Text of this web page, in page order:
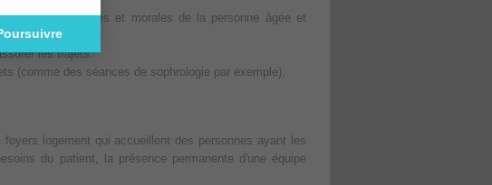
physiques et morales de la personne âgée et
les trajets.
(comme des séances de sophrologie par exemple).
logement qui accueillent des personnes ayant les
du patient, la présence permanente d'une équipe